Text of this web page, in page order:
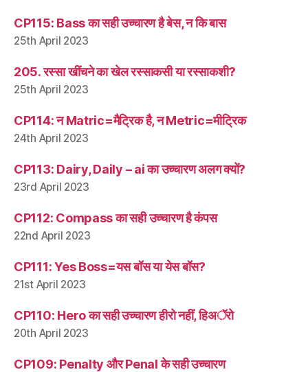
CP115: Bass का सही उच्चारण है बेस, न कि बास
25th April 2023
205. रस्सा खींचने का खेल रस्साकसी या रस्साकशी?
25th April 2023
CP114: न Matric=मैट्रिक है, न Metric=मीट्रिक
24th April 2023
CP113: Dairy, Daily – ai का उच्चारण अलग क्यों?
23rd April 2023
CP112: Compass का सही उच्चारण है कंपस
22nd April 2023
CP111: Yes Boss=यस बॉस या येस बॉस?
21st April 2023
CP110: Hero का सही उच्चारण हीरो नहीं, हिअॅरो
20th April 2023
CP109: Penalty और Penal के सही उच्चारण